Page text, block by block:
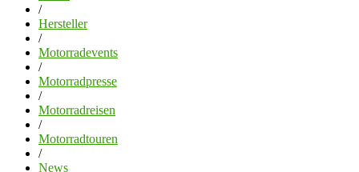
/
Hersteller
/
Motorradevents
/
Motorradpresse
/
Motorradreisen
/
Motorradtouren
/
News